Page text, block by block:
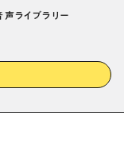
声ライブラリー